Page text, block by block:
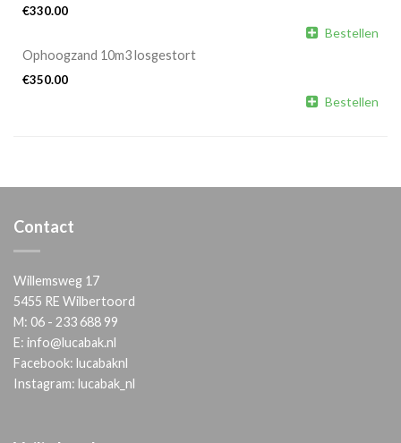
€330.00
 Bestellen
Ophoogzand 10m3 losgestort
€350.00
 Bestellen
Contact
Willemsweg 17
5455 RE Wilbertoord
M: 06 - 233 688 99
E: info@lucabak.nl
Facebook: lucabaknl
Instagram: lucabak_nl